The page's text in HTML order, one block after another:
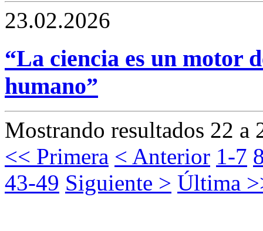
23.02.2026
“La ciencia es un motor
humano”
Mostrando resultados 22 a
<< Primera < Anterior 1-7
43-49 Siguiente > Última